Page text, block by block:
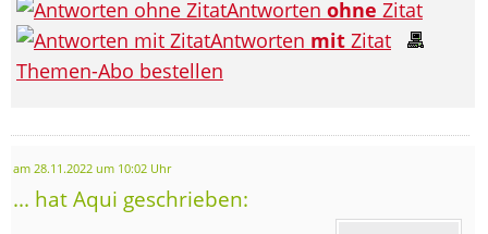
Antworten ohne Zitat
Antworten mit Zitat
Themen-Abo bestellen
am 28.11.2022 um 10:02 Uhr
... hat Aqui geschrieben: